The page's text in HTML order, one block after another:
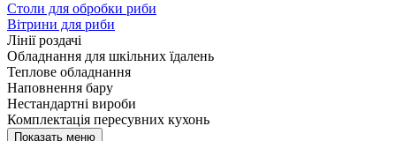
Столи для обробки риби
Вітрини для риби
Лінії роздачі
Обладнання для шкільних їдалень
Теплове обладнання
Наповнення бару
Нестандартні вироби
Комплектація пересувних кухонь